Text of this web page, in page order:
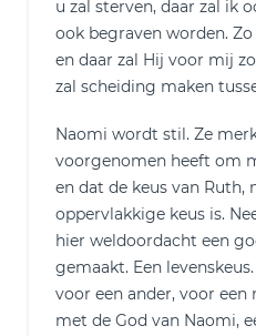
u zal sterven, daar zal ik
ook begraven worden. Zo
en daar zal Hij voor mij
zal scheiding maken
Naomi wordt stil. Ze
voorgenomen heeft om
en dat de keus van Ruth,
oppervlakkige keus is.
hier weldoordacht een
gemaakt. Een
voor een ander, voor een
met de God van Naomi,